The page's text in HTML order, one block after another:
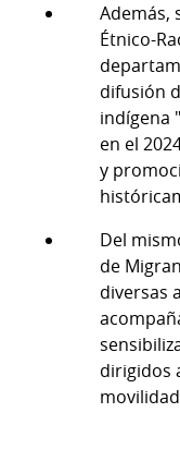
Además,
Étnico-
difusión
indígena
en el
y
Del
de
diversas
dirigidos